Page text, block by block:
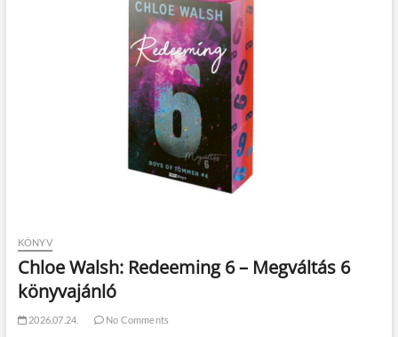
KÖNYV
Chloe Walsh: Redeeming 6 – Megváltás 6
könyvajánló
2026.07.24. No Comments